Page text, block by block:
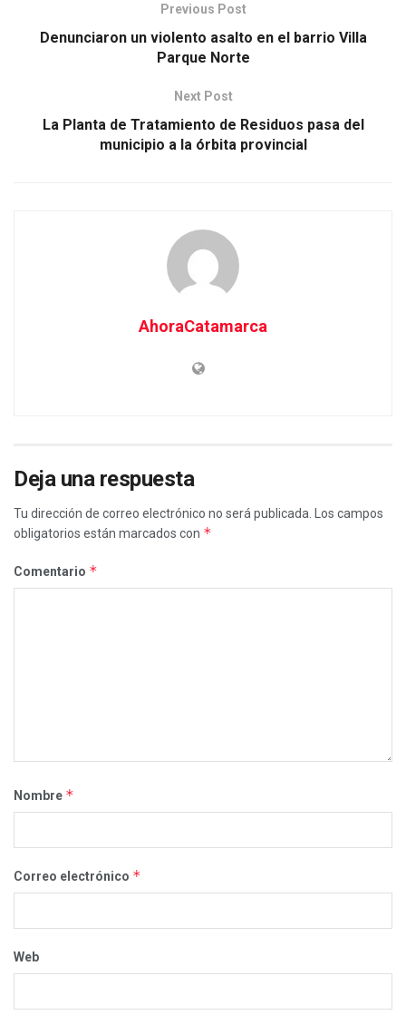
Previous Post
Denunciaron un violento asalto en el barrio Villa
Parque Norte
Next Post
La Planta de Tratamiento de Residuos pasa del
municipio a la órbita provincial
AhoraCatamarca
Deja una respuesta
Tu dirección de correo electrónico no será publicada. Los campos
obligatorios están marcados con *
Comentario *
Nombre *
Correo electrónico *
Web